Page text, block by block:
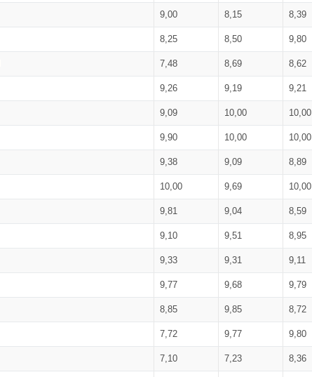
9,00 8,15 8,39
8,25 8,50 9,80
7,48 8,69 8,62
9,26 9,19 9,21
9,09 10,00 10,00
9,90 10,00 10,00
9,38 9,09 8,89
10,00 9,69 10,00
9,81 9,04 8,59
9,10 9,51 8,95
9,33 9,31 9,11
9,77 9,68 9,79
8,85 9,85 8,72
7,72 9,77 9,80
7,10 7,23 8,36